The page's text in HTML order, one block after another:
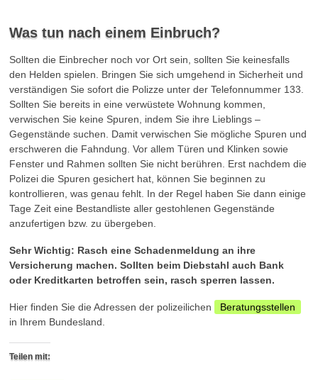
Was tun nach einem Einbruch?
Sollten die Einbrecher noch vor Ort sein, sollten Sie keinesfalls
den Helden spielen. Bringen Sie sich umgehend in Sicherheit und
verständigen Sie sofort die Polizze unter der Telefonnummer 133.
Sollten Sie bereits in eine verwüstete Wohnung kommen,
verwischen Sie keine Spuren, indem Sie ihre Lieblings –
Gegenstände suchen. Damit verwischen Sie mögliche Spuren und
erschweren die Fahndung. Vor allem Türen und Klinken sowie
Fenster und Rahmen sollten Sie nicht berühren. Erst nachdem die
Polizei die Spuren gesichert hat, können Sie beginnen zu
kontrollieren, was genau fehlt. In der Regel haben Sie dann einige
Tage Zeit eine Bestandliste aller gestohlenen Gegenstände
anzufertigen bzw. zu übergeben.
Sehr Wichtig: Rasch eine Schadenmeldung an ihre
Versicherung machen. Sollten beim Diebstahl auch Bank
oder Kreditkarten betroffen sein, rasch sperren lassen.
Hier finden Sie die Adressen der polizeilichen
Beratungsstellen
in Ihrem Bundesland.
Teilen mit: